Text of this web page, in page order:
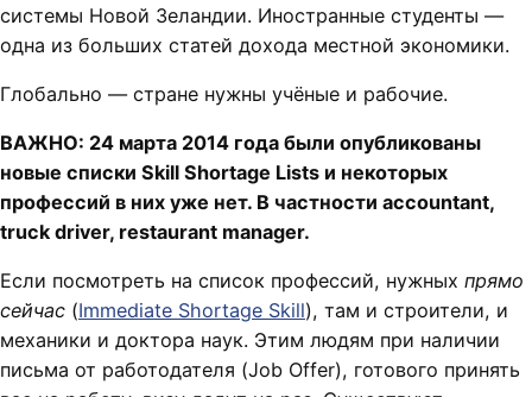
системы Новой Зеландии. Иностранные студенты —
одна из больших статей дохода местной экономики.
Глобально — стране нужны учёные и рабочие.
ВАЖНО: 24 марта 2014 года были опубликованы
новые списки Skill Shortage Lists и некоторых
профессий в них уже нет. В частности accountant,
truck driver, restaurant manager.
Если посмотреть на список профессий, нужных прямо
сейчас (Immediate Shortage Skill), там и строители, и
механики и доктора наук. Этим людям при наличии
письма от работодателя (Job Offer), готового принять